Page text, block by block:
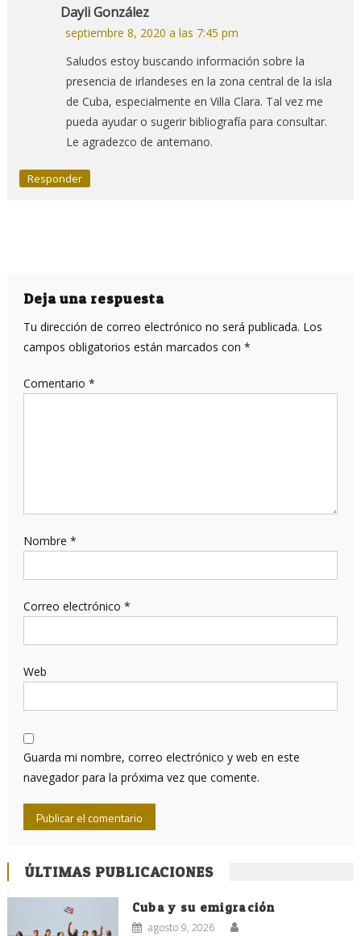
Dayli González
septiembre 8, 2020 a las 7:45 pm
Saludos estoy buscando información sobre la
presencia de irlandeses en la zona central de la isla
de Cuba, especialmente en Villa Clara. Tal vez me
pueda ayudar o sugerir bibliografía para consultar.
Le agradezco de antemano.
Responder
Deja una respuesta
Tu dirección de correo electrónico no será publicada. Los
campos obligatorios están marcados con *
Comentario *
Nombre *
Correo electrónico *
Web
Guarda mi nombre, correo electrónico y web en este
navegador para la próxima vez que comente.
ÚLTIMAS PUBLICACIONES
Cuba y su emigración
agosto 9, 2026